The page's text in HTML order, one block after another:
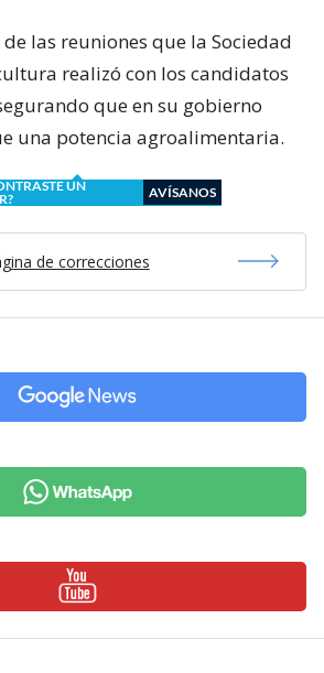
las reuniones que la Sociedad
realizó con los candidatos
que en su gobierno
una potencia agroalimentaria.
UN
AVÍSANOS
de correcciones